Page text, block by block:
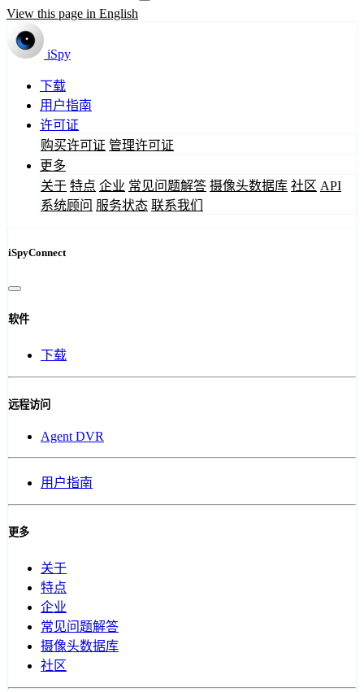
View this page in English
iSpy
下载
用户指南
许可证
购买许可证 管理许可证
更多
关于 特点 企业 常见问题解答 摄像头数据库 社区 API
系统顾问 服务状态 联系我们
iSpyConnect
软件
下载
远程访问
Agent DVR
用户指南
更多
关于
特点
企业
常见问题解答
摄像头数据库
社区